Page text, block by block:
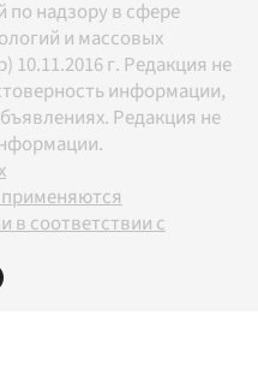
надзору в сфере
и массовых
г. Редакция не
информации,
Редакция не
в соответствии с